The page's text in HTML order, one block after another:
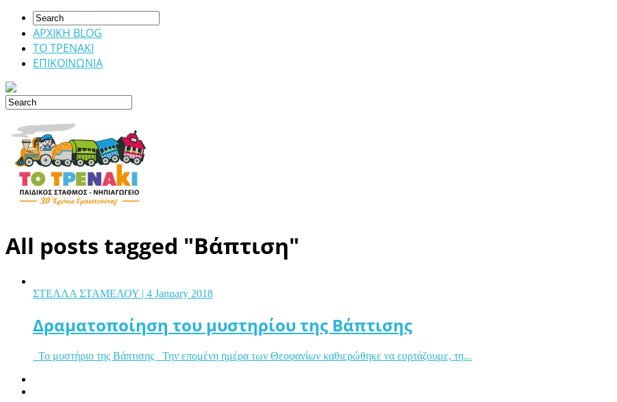
ΑΡΧΙΚΗ BLOG
ΤΟ ΤΡΕΝΑΚΙ
ΕΠΙΚΟΙΝΩΝΙΑ
All posts tagged "Βάπτιση"
ΣΤΕΛΛΑ ΣΤΑΜΕΛΟΥ | 4 January 2018
Δραματοποίηση του μυστηρίου της Βάπτισης
Το μυστήριο της Βάπτισης Την επομένη ημέρα των Θεοφανίων καθιερώθηκε να εορτάζουμε, τη...